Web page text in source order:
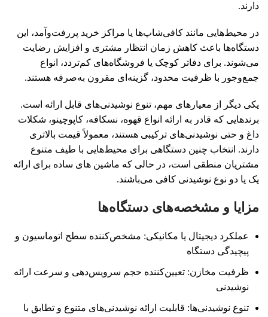
دارند.
در محیط‌هایی مانند کافی‌شاپ‌ها یا مراکز خرید پررفت‌وآمد، این
دستگاه‌ها باعث کاهش زمان انتظار مشتری و افزایش رضایت
می‌شوند. برای دفاتر کوچک یا فروشگاه‌های کم‌تردد، انواع
جمع‌وجور با ظرفیت محدود، گزینه‌ای مقرون ‌به‌صرفه هستند.
یکی دیگر از معیارهای مهم، تنوع نوشیدنی‌های قابل ارائه است.
برند‌هایی که قادر به ارائه انواع قهوه، نسکافه، کاپوچینو، شکلات
داغ و حتی نوشیدنی‌های ترکیبی هستند، معمولاً قیمت بالاتری
دارند. انتخاب چنین دستگاهی برای محیط‌هایی با طیف متنوع
مشتریان منطقی است، در حالی که ماشین های ساده برای ارائه
یک یا دو نوع نوشیدنی کافی می‌باشند.
مزایا و مشخصه‌های دستگاه‌ها
عملکرد دیجیتال یا مکانیکی: مشخص‌کننده سطح اتوماسیون و
پیچیدگی دستگاه
ظرفیت مخازن: تعیین‌کننده حجم سرویس‌دهی و سرعت ارائه
نوشیدنی
تنوع نوشیدنی‌ها: قابلیت ارائه نوشیدنی‌های متنوع و تطابق با